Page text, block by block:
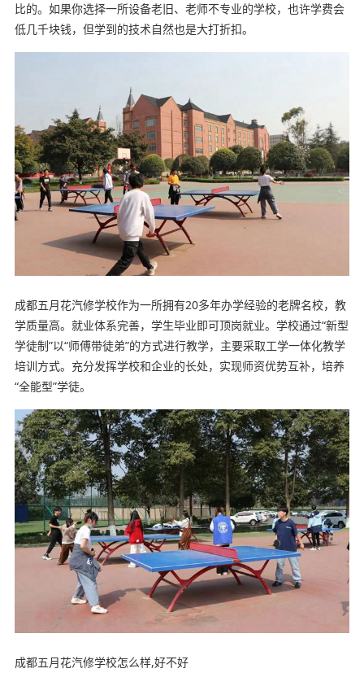
比的。如果你选择一所设备老旧、老师不专业的学校，也许学费会
低几千块钱，但学到的技术自然也是大打折扣。
成都五月花汽修学校作为一所拥有20多年办学经验的老牌名校，教
学质量高。就业体系完善，学生毕业即可顶岗就业。学校通过“新型
学徒制”以“师傅带徒弟”的方式进行教学，主要采取工学一体化教学
培训方式。充分发挥学校和企业的长处，实现师资优势互补，培养
“全能型”学徒。
成都五月花汽修学校怎么样,好不好